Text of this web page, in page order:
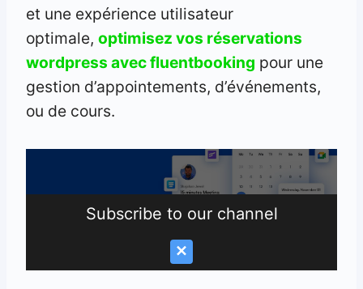
et une expérience utilisateur
optimale, optimisez vos réservations
wordpress avec fluentbooking pour une
gestion d’appointements, d’événements,
ou de cours.
Subscribe to our channel